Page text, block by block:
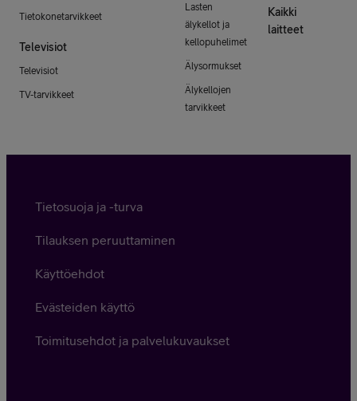
Tietokonetarvikkeet
Televisiot
Televisiot
TV-tarvikkeet
Lasten
älykellot ja
kellopuhelimet
Älysormukset
Älykellojen
tarvikkeet
Kaikki
laitteet
Tietosuoja ja -turva
Tilauksen peruuttaminen
Käyttöehdot
Evästeiden käyttö
Toimitusehdot ja palvelukuvaukset